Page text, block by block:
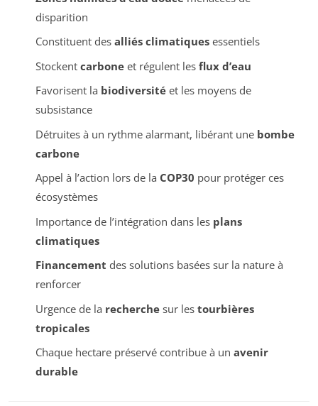
disparition
Constituent des alliés climatiquesessentiels
Stockent carboneet régulent les flux d’eau
Favorisent la biodiversitéet les moyens de
subsistance
Détruites à un rythme alarmant, libérant une bombe
carbone
Appel à l’action lors de la COP30 pour protéger ces
écosystèmes
Importance de l’intégration dans les plans
climatiques
Financement des solutions basées sur la nature à
renforcer
Urgence de la recherchesur les tourbières
tropicales
Chaque hectare préservé contribue à un avenir
durable